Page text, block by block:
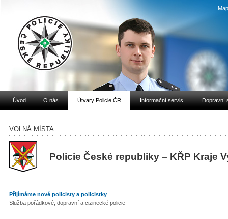
Úvod O nás Útvary Policie ČR Informační servis Dopravní
VOLNÁ MÍSTA
Policie České republiky – KŘP Kraje
Přijímáme nové policisty a policistky
Služba pořádkové, dopravní a cizinecké policie